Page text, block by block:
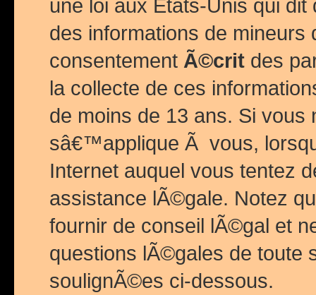
une loi aux Etats-Unis qui
des informations de mineurs
consentement Ã©crit des
la collecte de ces
de moins de 13 ans. Si
sâ€™applique Ã vous,
Internet auquel vous tentez
assistance lÃ©gale. Notez
fournir de conseil lÃ©gal et
questions lÃ©gales de
soulignÃ©es ci-dessous.